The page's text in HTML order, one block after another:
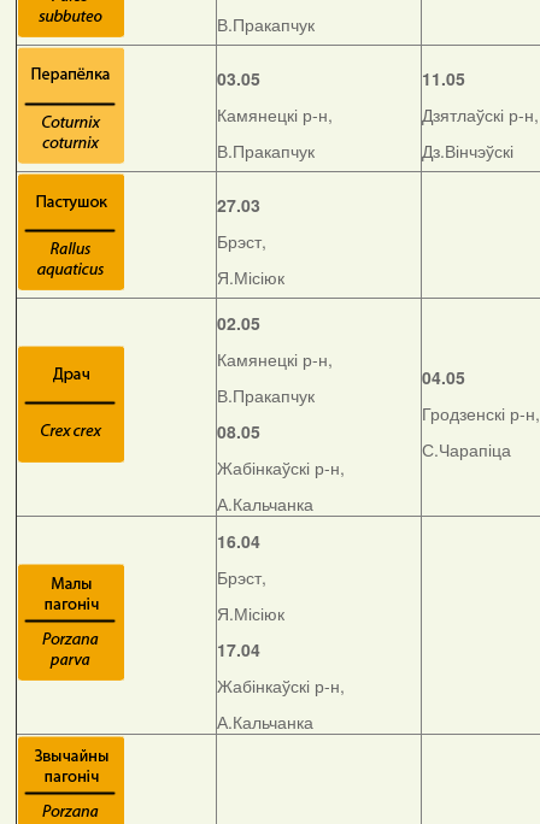
В.Пракапчук
03.05
Камянецкі р-н,
В.Пракапчук
11.05
Дзятлаўскі р-н,
Дз.Вінчэўскі
27.03
Брэст,
Я.Місіюк
02.05
Камянецкі р-н,
В.Пракапчук
08.05
Жабінкаўскі р-н,
А.Кальчанка
04.05
Гродзенскі р-н,
С.Чарапіца
16.04
Брэст,
Я.Місіюк
17.04
Жабінкаўскі р-н,
А.Кальчанка